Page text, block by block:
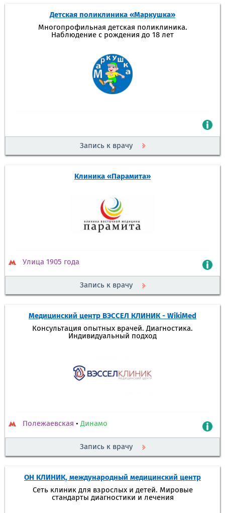
Детская поликлиника «Маркушка»
Многопрофильная детская поликлиника.
Наблюдение с рождения до 18 лет
Запись к врачу
Клиника «Парамита»
Улица 1905 года
Запись к врачу
Медицинский центр ВЭССЕЛ КЛИНИК - WikiMed
Консультация опытных врачей. Диагностика.
Индивидуальный подход
Полежаевская •Динамо
Запись к врачу
ОН КЛИНИК, международный медицинский центр
Сеть клиник для взрослых и детей. Мировые
стандарты диагностики и лечения